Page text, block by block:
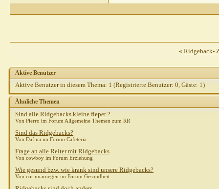
« Ridgeback-
Aktive Benutzer
Aktive Benutzer in diesem Thema: 1 (Registrierte Benutzer: 0, Gäste: 1)
Ähnliche Themen
Sind alle Ridgebacks kleine fieper ?
Von Pierro im Forum Allgemeine Themen zum RR
Sind das Ridgebacks?
Von Dafina im Forum Cafeteria
Frage an alle Reiter mit Ridgebacks
Von cowboy im Forum Erziehung
Wie gesund bzw. wie krank sind unsere Ridgebacks?
Von corinnaruegen im Forum Gesundheit